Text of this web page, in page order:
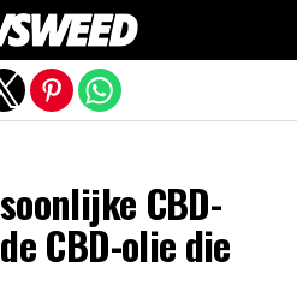
CBD-
CBD-olie die
afsluiten